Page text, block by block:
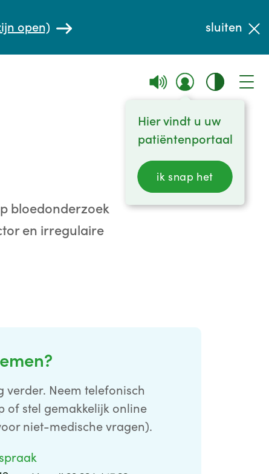
open) sluiten
Hier vindt u uw
patiëntenportaal
ik snap het
bloedonderzoek
en irregulaire
verder. Neem telefonisch
of stel gemakkelijk online
niet-medische vragen).